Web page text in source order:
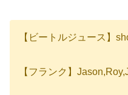
【ビートルジュース】
【フランク】